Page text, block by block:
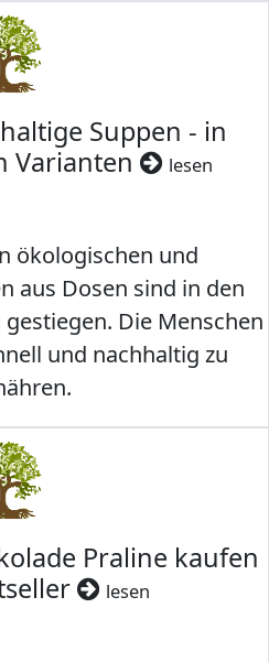
Suppen - in
Varianten
lesen
ökologischen und
aus Dosen sind in den
Die Menschen
und nachhaltig zu
Praline kaufen
lesen